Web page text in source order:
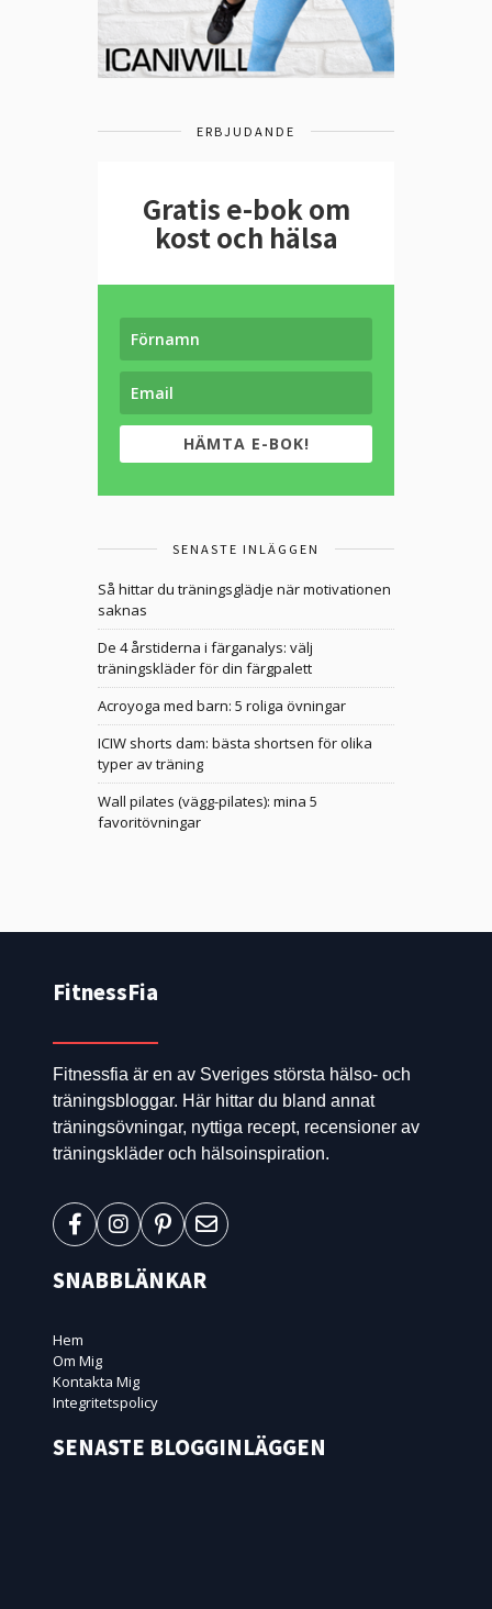
ERBJUDANDE
Gratis e-bok om
kost och hälsa
HÄMTA E-BOK!
SENASTE INLÄGGEN
Så hittar du träningsglädje när motivationen
saknas
De 4 årstiderna i färganalys: välj
träningskläder för din färgpalett
Acroyoga med barn: 5 roliga övningar
ICIW shorts dam: bästa shortsen för olika
typer av träning
Wall pilates (vägg-pilates): mina 5
favoritövningar
FitnessFia
Fitnessfia är en av Sveriges största hälso- och
träningsbloggar. Här hittar du bland annat
träningsövningar, nyttiga recept, recensioner av
träningskläder och hälsoinspiration.
SNABBLÄNKAR
Hem
Om Mig
Kontakta Mig
Integritetspolicy
SENASTE BLOGGINLÄGGEN